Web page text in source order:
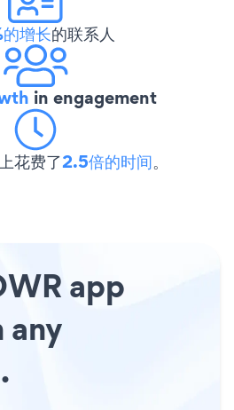
增长的联系人
in engagement
花费了2.5倍的时间。
app
any